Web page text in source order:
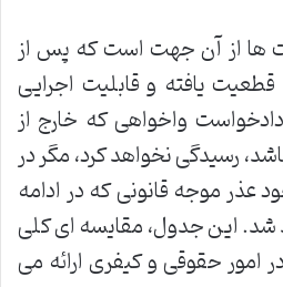
ها از آن جهت است که پس از
قطعیت یافته و قابلیت اجرایی
واخواهی که خارج از
رسیدگی نخواهد کرد، مگر در
عذر موجه قانونی که در ادامه
این جدول، مقایسه ای کلی
امور حقوقی و کیفری ارائه می